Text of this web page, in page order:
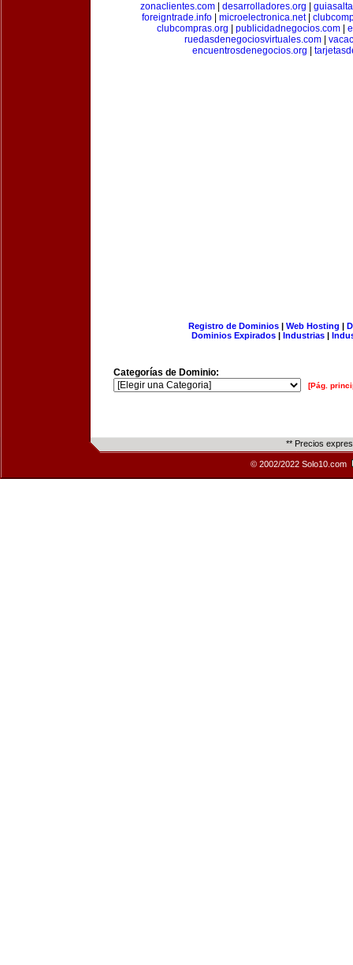
zonaclientes.com| desarrolladores.org
foreigntrade.info
microelectronica.net|
clubcompras.org
publicidadnegocios.com
ruedasdenegociosvirtuales.com|
encuentrosdenegocios.org
Registro de Dominios| Web Hosting |
Dominios Expirados | Industrias |
Categorías de Dominio:
[Pág.
** Precios
© 2002/2022 Solo10.com